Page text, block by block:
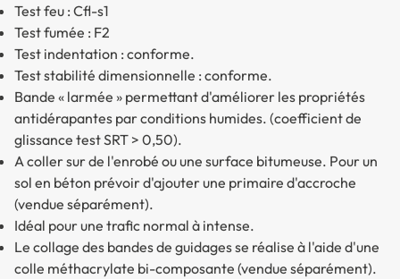
Test feu : Cfl-s1
Test fumée : F2
Test indentation : conforme.
Test stabilité dimensionnelle : conforme.
Bande « larmée » permettant d'améliorer les propriétés
antidérapantes par conditions humides. (coefficient de
glissance test SRT > 0,50).
A coller sur de l'enrobé ou une surface bitumeuse. Pour un
sol en béton prévoir d'ajouter une primaire d'accroche
(vendue séparément).
Idéal pour une trafic normal à intense.
Le collage des bandes de guidages se réalise à l'aide d'une
colle méthacrylate bi-composante (vendue séparément).